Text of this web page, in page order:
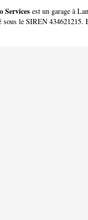
Services est un garage à
le SIREN 434621215.